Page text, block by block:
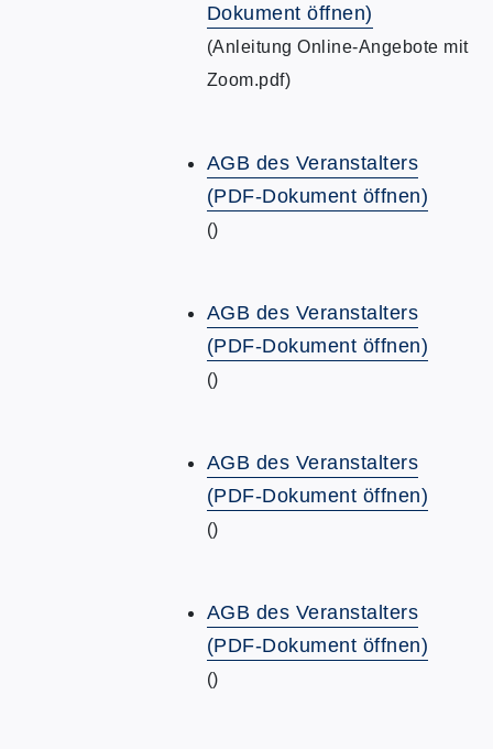
Dokument öffnen)
(Anleitung Online-Angebote mit
Zoom.pdf)
AGB des Veranstalters
(PDF-Dokument öffnen)
()
AGB des Veranstalters
(PDF-Dokument öffnen)
()
AGB des Veranstalters
(PDF-Dokument öffnen)
()
AGB des Veranstalters
(PDF-Dokument öffnen)
()